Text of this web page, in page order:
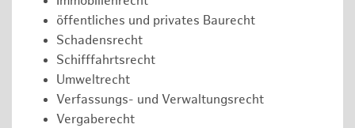
öffentliches und privates Baurecht
Schadensrecht
Schifffahrtsrecht
Umweltrecht
Verfassungs- und Verwaltungsrecht
Vergaberecht